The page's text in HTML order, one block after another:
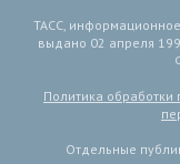
ТАСС,
выдано 02 апреля
Политика
Отдельные